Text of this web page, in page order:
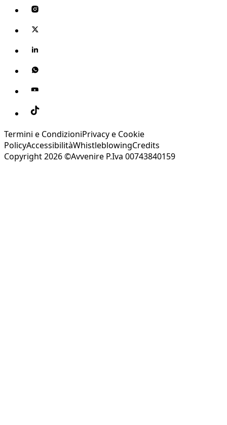
Termini e CondizioniPrivacy e Cookie
PolicyAccessibilitàWhistleblowingCredits
Copyright 2026 ©Avvenire P.Iva 00743840159